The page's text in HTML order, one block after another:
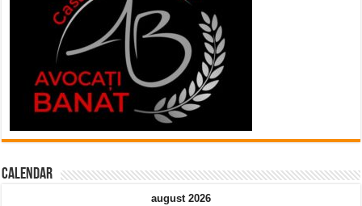
Calendar
august 2026